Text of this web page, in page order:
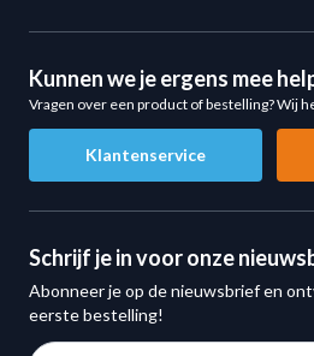
Kunnen we je ergens mee
Vragen over een product of bestelling? Wij
Klantenservice
Schrijf je in voor onze
Abonneer je op de nieuwsbrief en
eerste bestelling!